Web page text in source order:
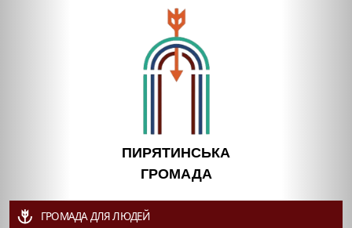
ПИРЯТИНСЬКА
ГРОМАДА
ГРОМАДА ДЛЯ ЛЮДЕЙ